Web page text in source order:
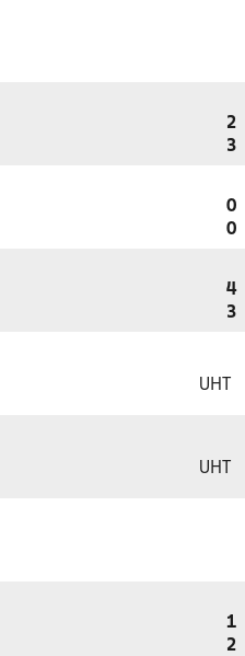
2
3
0
0
4
3
UHT
UHT
1
2